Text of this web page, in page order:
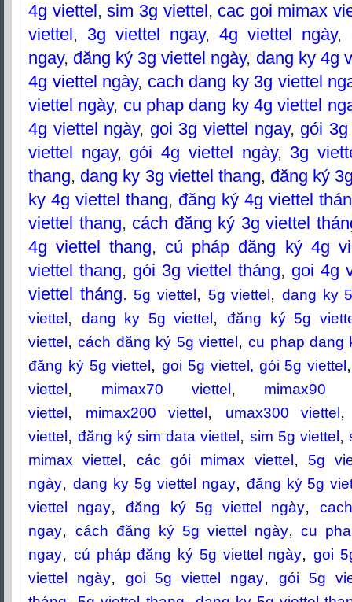
4g viettel, sim 3g viettel, cac goi mimax
viettel, 3g viettel ngay, 4g viettel ngày,
ngay, đăng ký 3g viettel ngày, dang ky 4g
4g viettel ngày, cach dang ky 3g viettel
viettel ngày, cu phap dang ky 4g viettel
4g viettel ngày, goi 3g viettel ngay, gói
viettel ngay, gói 4g viettel ngày, 3g
thang, dang ky 3g viettel thang, đăng ký
ky 4g viettel thang, đăng ký 4g viettel
viettel thang, cách đăng ký 3g viettel
4g viettel thang, cú pháp đăng ký 4g
viettel thang, gói 3g viettel tháng, goi 4g
viettel tháng. 5g viettel , 5g viettel ,dang ky
viettel , dang ky 5g viettel , đăng ký 5g
viettel ,cách đăng ký 5g viettel ,cu phap dang
đăng ký 5g viettel ,goi 5g viettel, gói 5g viettel
viettel , mimax70 viettel ,
mimax90
viettel , mimax200 viettel , umax300 viettel
viettel , đăng ký sim data viettel , sim 5g viettel ,
mimax viettel , các gói mimax viettel ,
5g
ngày, dang ky 5g viettel ngay, đăng ký 5g
viettel ngay,đăng ký 5g viettel ngày,
ngay, cách đăng ký 5g viettel ngày,cu
ngay, cú pháp đăng ký 5g viettel ngày,goi
viettel ngày, goi 5g viettel ngay, gói 5g